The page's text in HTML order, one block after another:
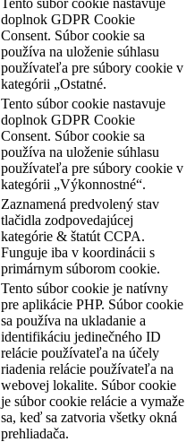
doplnok GDPR Cookie
Consent. Súbor cookie sa
používa na uloženie súhlasu
používateľa pre súbory cookie v
kategórii „Ostatné.
Tento súbor cookie nastavuje
doplnok GDPR Cookie
Consent. Súbor cookie sa
používa na uloženie súhlasu
používateľa pre súbory cookie v
kategórii „Výkonnostné“.
Zaznamená predvolený stav
tlačidla zodpovedajúcej
kategórie & štatút CCPA.
Funguje iba v koordinácii s
primárnym súborom cookie.
Tento súbor cookie je natívny
pre aplikácie PHP. Súbor cookie
sa používa na ukladanie a
identifikáciu jedinečného ID
relácie používateľa na účely
riadenia relácie používateľa na
webovej lokalite. Súbor cookie
je súbor cookie relácie a vymaže
sa, keď sa zatvoria všetky okná
prehliadača.